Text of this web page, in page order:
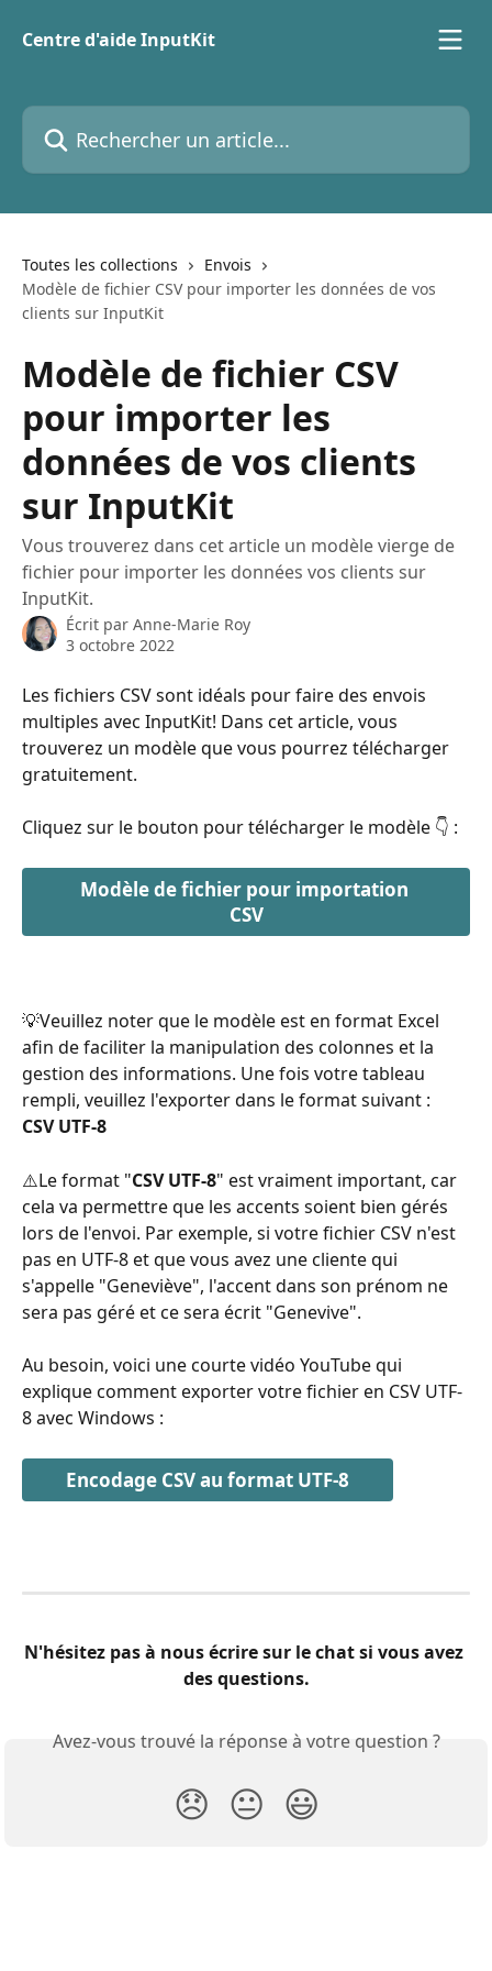
Centre d'aide InputKit
Rechercher un article...
Toutes les collections
Envois
Modèle de fichier CSV pour importer les données de vos
clients sur InputKit
Modèle de fichier CSV
pour importer les
données de vos clients
sur InputKit
Vous trouverez dans cet article un modèle vierge de
fichier pour importer les données vos clients sur
InputKit.
Écrit par Anne-Marie Roy
3 octobre 2022
Les fichiers CSV sont idéals pour faire des envois
multiples avec InputKit! Dans cet article, vous
trouverez un modèle que vous pourrez télécharger
gratuitement.
Cliquez sur le bouton pour télécharger le modèle 👇 :
Modèle de fichier pour importation
CSV
💡Veuillez noter que le modèle est en format Excel
afin de faciliter la manipulation des colonnes et la
gestion des informations. Une fois votre tableau
rempli, veuillez l'exporter dans le format suivant :
CSV UTF-8
⚠️Le format "CSV UTF-8" est vraiment important, car
cela va permettre que les accents soient bien gérés
lors de l'envoi. Par exemple, si votre fichier CSV n'est
pas en UTF-8 et que vous avez une cliente qui
s'appelle "Geneviève", l'accent dans son prénom ne
sera pas géré et ce sera écrit "Genevive".
Au besoin, voici une courte vidéo YouTube qui
explique comment exporter votre fichier en CSV UTF-
8 avec Windows :
Encodage CSV au format UTF-8
N'hésitez pas à nous écrire sur le chat si vous avez
des questions.
Avez-vous trouvé la réponse à votre question ?
😞 😐 😃